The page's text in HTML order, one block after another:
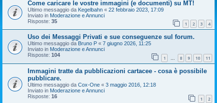
Come caricare le vostre immagini (e documenti) su MT!
Ultimo messaggio da Kegelbahn « 22 febbraio 2023, 17:09
Inviato in Moderazione e Annunci
Risposte: 35 1 2 3 4
Uso dei Messaggi Privati e sue conseguenze sul forum.
Ultimo messaggio da Bruno P « 7 giugno 2026, 11:25
Inviato in Moderazione e Annunci
Risposte: 104 1 … 8 9 10 11
Immagini tratte da pubblicazioni cartacee - cosa è possibile
pubblicare.
Ultimo messaggio da Cox-One « 3 maggio 2016, 12:18
Inviato in Moderazione e Annunci
Risposte: 16 1 2